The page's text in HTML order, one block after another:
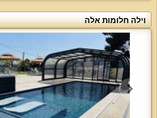
וילה חלומות אלה